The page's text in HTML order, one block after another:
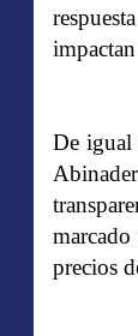
De igual
precios